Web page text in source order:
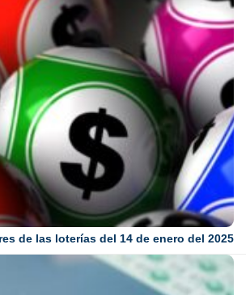
de las loterías del 14 de enero del 2025